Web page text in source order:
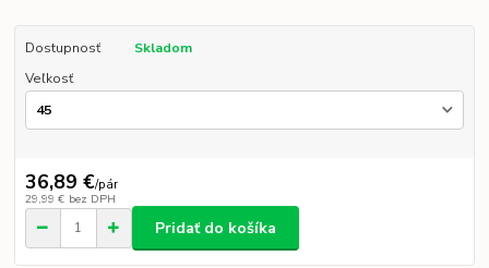
Dostupnosť
Skladom
Veľkosť
36,89 €/pár
29,99 € bez DPH
Pridať do košíka